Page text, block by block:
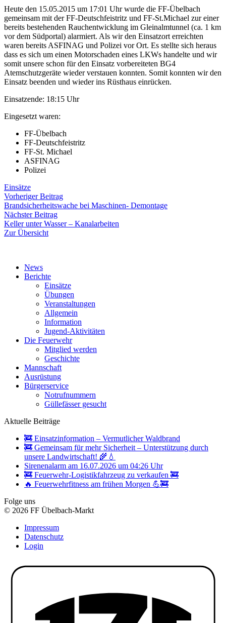
Heute den 15.05.2015 um 17:01 Uhr wurde die FF-Übelbach
gemeinsam mit der FF-Deutschfeistritz und FF-St.Michael zur einer
bereits bestehenden Rauchentwicklung im Gleinalmtunnel (ca. 1 km
vor dem Südportal) alarmiert. Als wir den Einsatzort erreichten
waren bereits ASFINAG und Polizei vor Ort. Es stellte sich heraus
dass es sich um einen Motorschaden eines LKWs handelte und wir
somit unsere schon für den Einsatz vorbereiteten BG4
Atemschutzgeräte wieder verstauen konnten. Somit konnten wir den
Einsatz beenden und wieder ins Rüsthaus einrücken.
Einsatzende: 18:15 Uhr
Eingesetzt waren:
FF-Übelbach
FF-Deutschfeistritz
FF-St. Michael
ASFINAG
Polizei
Einsätze
Beitragsnavigation
Vorheriger BeitragVorheriger
Beitrag:
Brandsicherheitswache bei Maschinen- Demontage
Nächster BeitragNächster
Beitrag:
Keller unter Wasser – Kanalarbeiten
Zur Übersicht
News
Berichte
Einsätze
Übungen
Veranstaltungen
Allgemein
Information
Jugend-Aktivitäten
Die Feuerwehr
Mitglied werden
Geschichte
Mannschaft
Ausrüstung
Bürgerservice
Notrufnummern
Güllefässer gesucht
Aktuelle Beiträge
🚒 Einsatzinformation – Vermutlicher Waldbrand
🚒 Gemeinsam für mehr Sicherheit – Unterstützung durch
unsere Landwirtschaft! 🌾💧
Sirenenalarm am 16.07.2026 um 04:26 Uhr
🚒 Feuerwehr-Logistikfahrzeug zu verkaufen 🚒
🔥 Feuerwehrfitness am frühen Morgen 💪🚒
Folge uns
© 2026 FF Übelbach-Markt
Impressum
Datenschutz
Login